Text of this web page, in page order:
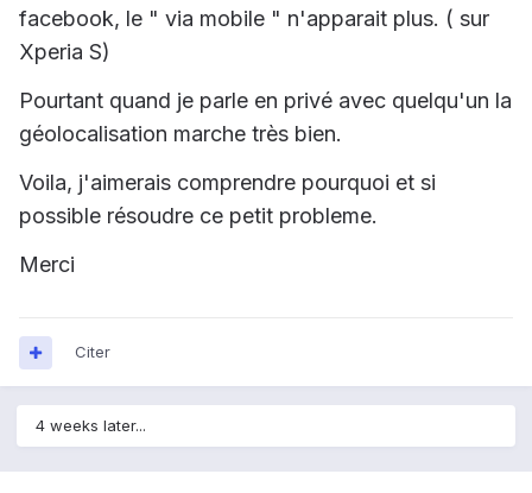
facebook, le " via mobile " n'apparait plus. ( sur
Xperia S)
Pourtant quand je parle en privé avec quelqu'un la
géolocalisation marche très bien.
Voila, j'aimerais comprendre pourquoi et si
possible résoudre ce petit probleme.
Merci
Citer
4 weeks later...